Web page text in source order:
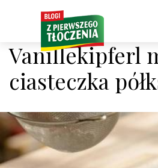
Vanillekipferl
ciasteczka